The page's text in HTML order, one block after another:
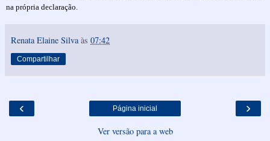
na própria declaração.
Renata Elaine Silva às 07:42
Compartilhar
‹ ›
Página inicial
Ver versão para a web